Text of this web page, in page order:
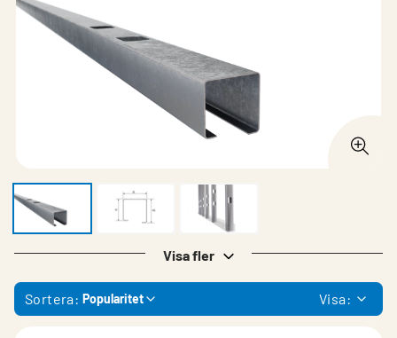
Visa fler
Sortera: Popularitet Visa: